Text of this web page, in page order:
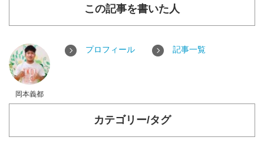
この記事を書いた人
岡本義都
プロフィール 記事一覧
カテゴリー/タグ